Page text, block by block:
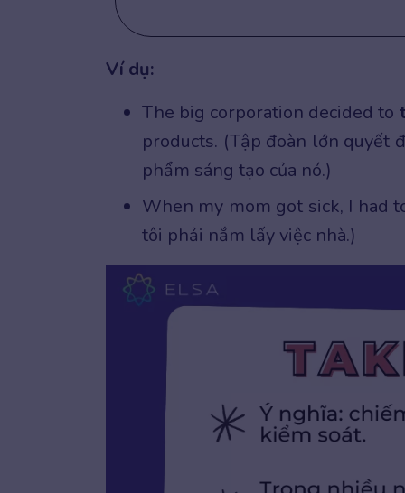
Ví dụ:
The big corporation decided to
products. (Tập đoàn lớn quyết
phẩm sáng tạo của nó.)
When my mom got sick, I had
tôi phải nắm lấy việc nhà.)